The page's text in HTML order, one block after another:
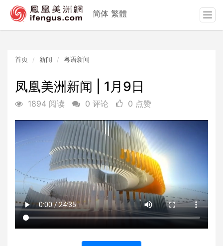
首页 新闻 粤语新闻
凤凰美洲新闻 | 1月9日
1894 阅读 0 评论 0 点赞
简体 繁體
T
o